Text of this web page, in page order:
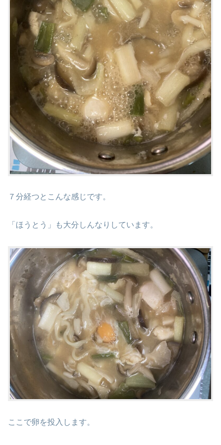
７分経つとこんな感じです。
「ほうとう」も大分しんなりしています。
ここで卵を投入します。